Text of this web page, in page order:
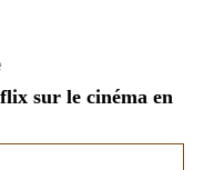
sur le cinéma en